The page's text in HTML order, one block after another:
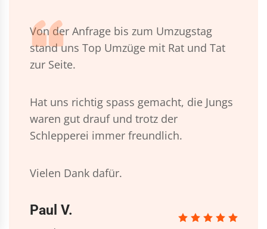
Von der Anfrage bis zum Umzugstag
stand uns Top Umzüge mit Rat und Tat
zur Seite.
Hat uns richtig spass gemacht, die Jungs
waren gut drauf und trotz der
Schlepperei immer freundlich.
Vielen Dank dafür.
Paul V.